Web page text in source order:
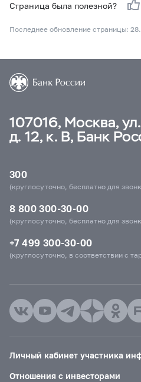
Страница была полезной?
Последнее обновление страницы:
107016, Москва,
д. 12, к. В, Банк
300
(круглосуточно, бесплатно для
8 800 300-30-00
(круглосуточно, бесплатно для
+7 499 300-30-00
(круглосуточно, в соответствии с
Личный кабинет участника
Отношения с инвесторами